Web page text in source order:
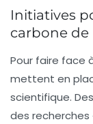
Initiatives
carbone de
Pour faire face
mettent en
scientifique.
des recherches